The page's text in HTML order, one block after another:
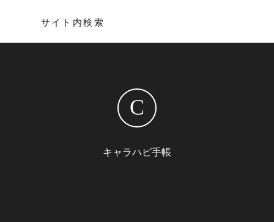
サイト内検索
C
キャラハピ手帳